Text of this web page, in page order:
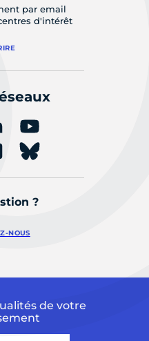
par email
d'intérêt
?
NOUS
de votre